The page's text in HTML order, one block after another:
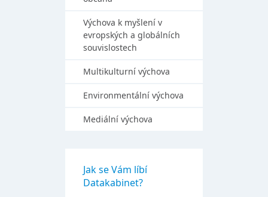
Výchova k myšlení v
evropských a globálních
souvislostech
Multikulturní výchova
Environmentální výchova
Mediální výchova
Jak se Vám líbí
Datakabinet?